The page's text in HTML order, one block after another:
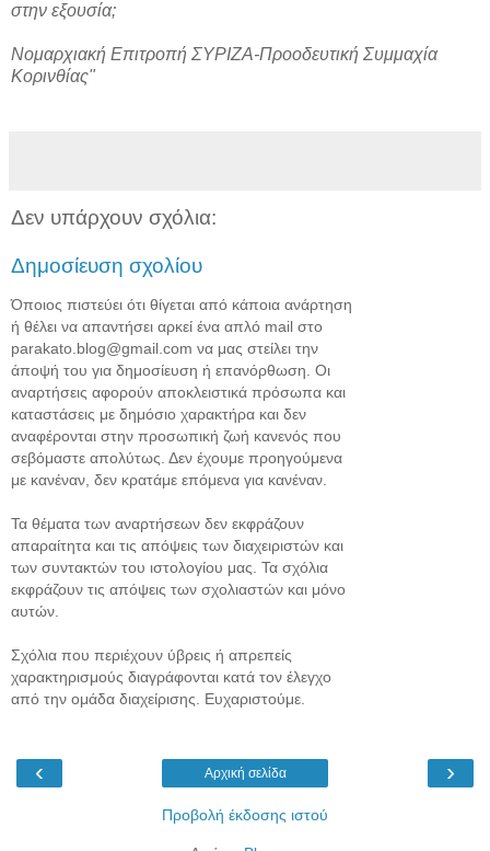
στην εξουσία;
Νομαρχιακή Επιτροπή ΣΥΡΙΖΑ-Προοδευτική Συμμαχία
Κορινθίας"
Δεν υπάρχουν σχόλια:
Δημοσίευση σχολίου
Όποιος πιστεύει ότι θίγεται από κάποια ανάρτηση
ή θέλει να απαντήσει αρκεί ένα απλό mail στο
parakato.blog@gmail.com να μας στείλει την
άποψή του για δημοσίευση ή επανόρθωση. Οι
αναρτήσεις αφορούν αποκλειστικά πρόσωπα και
καταστάσεις με δημόσιο χαρακτήρα και δεν
αναφέρονται στην προσωπική ζωή κανενός που
σεβόμαστε απολύτως. Δεν έχουμε προηγούμενα
με κανέναν, δεν κρατάμε επόμενα για κανέναν.
Τα θέματα των αναρτήσεων δεν εκφράζουν
απαραίτητα και τις απόψεις των διαχειριστών και
των συντακτών του ιστολογίου μας. Τα σχόλια
εκφράζουν τις απόψεις των σχολιαστών και μόνο
αυτών.
Σχόλια που περιέχουν ύβρεις ή απρεπείς
χαρακτηρισμούς διαγράφονται κατά τον έλεγχο
από την ομάδα διαχείρισης. Ευχαριστούμε.
‹ ›
Αρχική σελίδα
Προβολή έκδοσης ιστού